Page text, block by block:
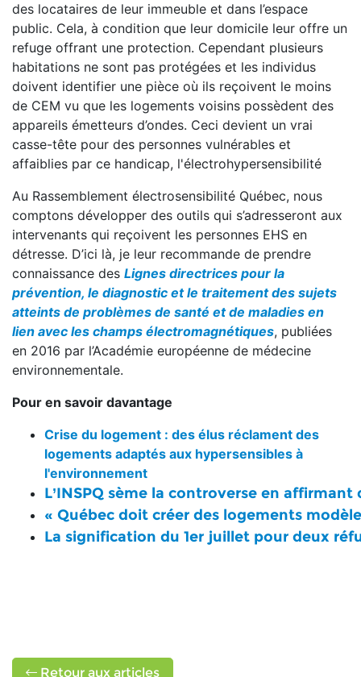
des locataires de leur immeuble et dans l’espace
public. Cela, à condition que leur domicile leur offre un
refuge offrant une protection. Cependant plusieurs
habitations ne sont pas protégées et les individus
doivent identifier une pièce où ils reçoivent le moins
de CEM vu que les logements voisins possèdent des
appareils émetteurs d’ondes. Ceci devient un vrai
casse-tête pour des personnes vulnérables et
affaiblies par ce handicap, l'électrohypersensibilité
Au Rassemblement électrosensibilité Québec, nous
comptons développer des outils qui s’adresseront aux
intervenants qui reçoivent les personnes EHS en
détresse. D’ici là, je leur recommande de prendre
connaissance des Lignes directrices pour la
prévention, le diagnostic et le traitement des sujets
atteints de problèmes de santé et de maladies en
lien avec les champs électromagnétiques, publiées
en 2016 par l’Académie européenne de médecine
environnementale.
Pour en savoir davantage
Crise du logement : des élus réclament des
logements adaptés aux hypersensibles à
l'environnement
L’INSPQ sème la controverse en
« Québec doit créer des logements
La signification du 1er juillet pour deux
Retour aux articles